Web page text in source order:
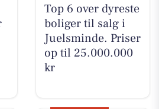
Top 6 over dyreste
boliger til salg i
Juelsminde. Priser
op til 25.000.000
kr